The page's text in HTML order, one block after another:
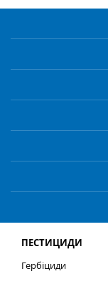
ПЕСТИЦИДИ
Гербіциди